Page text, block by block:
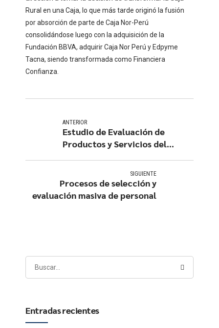
Rural en una Caja, lo que más tarde originó la fusión
por absorción de parte de Caja Nor-Perú
consolidándose luego con la adquisición de la
Fundación BBVA, adquirir Caja Nor Perú y Edpyme
Tacna, siendo transformada como Financiera
Confianza.
ANTERIOR
Estudio de Evaluación de
Productos y Servicios del
SIGUIENTE
Procesos de selección y
evaluación masiva de personal
Entradas recientes